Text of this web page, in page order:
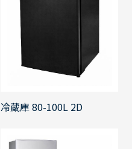
冷蔵庫 80-100L 2D